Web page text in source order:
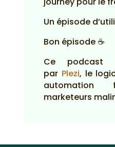
Un épisode
Bon épisode ☕
Ce podcast
par Plezi, le
automation
marketeurs